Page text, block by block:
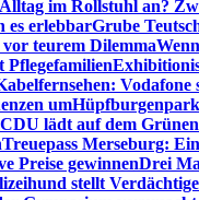
im Rollstuhl an?
es erlebbarGrube
teurem Dilemma
Pflegefamilien
Vodafone
um
CDU lädt auf dem
Treuepass Merseburg:
Preise gewinnenDrei
stellt